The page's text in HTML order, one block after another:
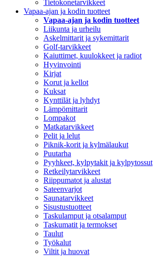
Tietokonetarvikkeet
Vapaa-ajan ja kodin tuotteet
Vapaa-ajan ja kodin tuotteet
Liikunta ja urheilu
Askelmittarit ja sykemittarit
Golf-tarvikkeet
Kaiuttimet, kuulokkeet ja radiot
Hyvinvointi
Kirjat
Korut ja kellot
Kuksat
Kynttilät ja lyhdyt
Lämpömittarit
Lompakot
Matkatarvikkeet
Pelit ja lelut
Piknik-korit ja kylmälaukut
Puutarha
Pyyhkeet, kylpytakit ja kylpytossut
Retkeilytarvikkeet
Riippumatot ja alustat
Sateenvarjot
Saunatarvikkeet
Sisustustuotteet
Taskulamput ja otsalamput
Taskumatit ja termokset
Taulut
Työkalut
Viltit ja huovat